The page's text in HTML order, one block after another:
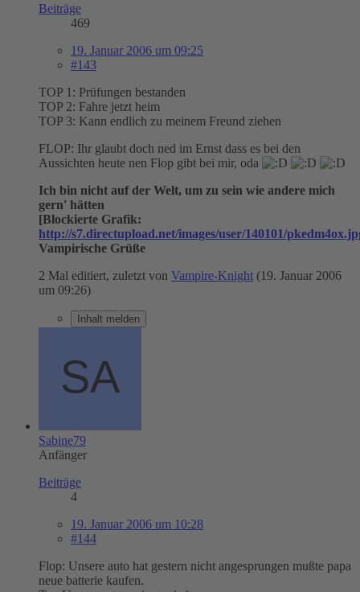
Beiträge
469
19. Januar 2006 um 09:25
#143
TOP 1: Prüfungen bestanden
TOP 2: Fahre jetzt heim
TOP 3: Kann endlich zu meinem Freund ziehen
FLOP: Ihr glaubt doch ned im Ernst dass es bei den
Aussichten heute nen Flop gibt bei mir, oda
Ich bin nicht auf der Welt, um zu sein wie andere mich
gern' hätten
[Blockierte Grafik:
http://s7.directupload.net/images/user/140101/
Vampirische Grüße
2 Mal editiert, zuletzt von Vampire-Knight (19. Januar 2006
um 09:26)
Inhalt melden
Sabine79
Anfänger
Beiträge
4
19. Januar 2006 um 10:28
#144
Flop: Unsere auto hat gestern nicht angesprungen mußte papa
neue batterie kaufen.